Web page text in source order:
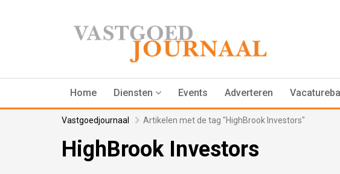
Home Diensten Events Adverteren
Vastgoedjournaal Artikelen met de tag "HighBrook Investors"
HighBrook Investors